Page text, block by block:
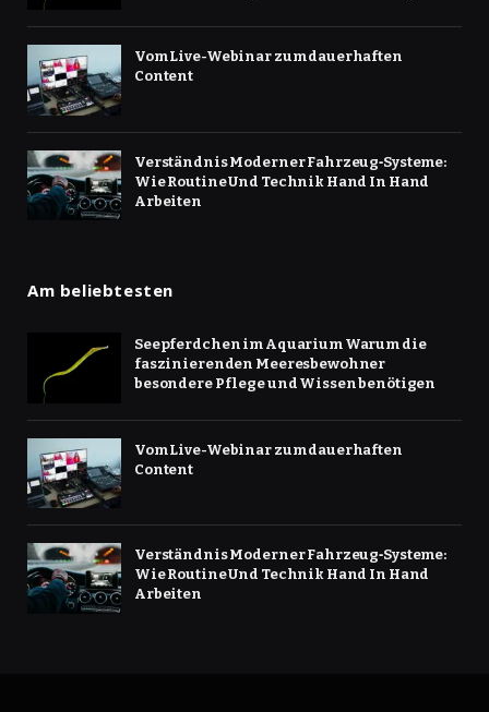
Vom Live-Webinar zum dauerhaften
Content
Verständnis Moderner Fahrzeug‑Systeme:
Wie Routine Und Technik Hand In Hand
Arbeiten
Am beliebtesten
Seepferdchen im Aquarium Warum die
faszinierenden Meeresbewohner
besondere Pflege und Wissen benötigen
Vom Live-Webinar zum dauerhaften
Content
Verständnis Moderner Fahrzeug‑Systeme:
Wie Routine Und Technik Hand In Hand
Arbeiten